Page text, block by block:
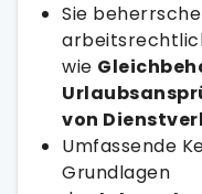
Sie
wie
von
Umfassende
Grundlagen